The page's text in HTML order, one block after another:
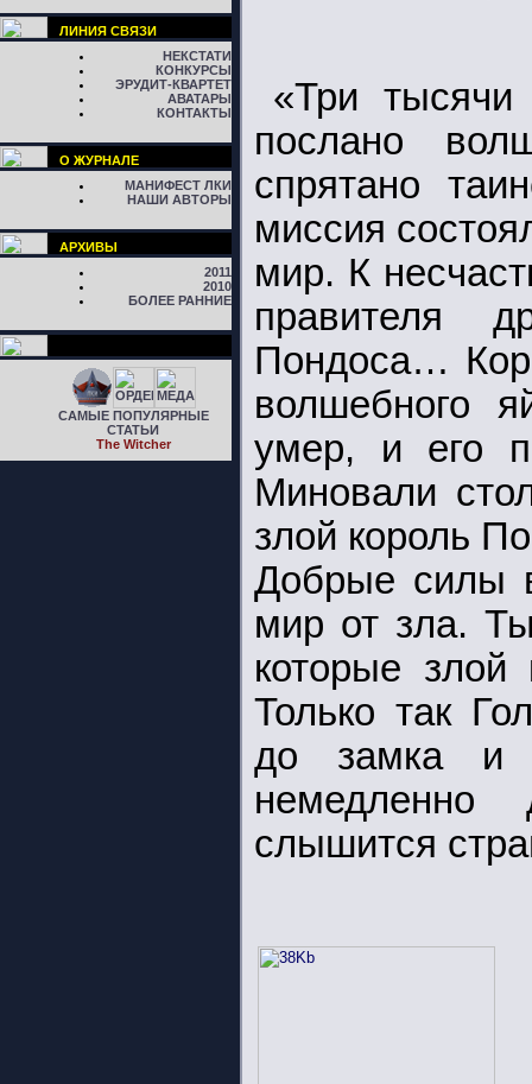
ЛИНИЯ СВЯЗИ
НЕКСТАТИ
КОНКУРСЫ
ЭРУДИТ-КВАРТЕТ
АВАТАРЫ
КОНТАКТЫ
О ЖУРНАЛЕ
МАНИФЕСТ ЛКИ
НАШИ АВТОРЫ
АРХИВЫ
2011
2010
БОЛЕЕ РАННИЕ
САМЫЕ ПОПУЛЯРНЫЕ
СТАТЬИ
The Witcher
«Три
послано
спрятано
миссия
мир. К
правителя
Пондоса…
волшебного
умер, и его
Миновали
злой король
Добрые силы
мир от зла.
которые злой
Только так
до замка и
немедленно
слышится